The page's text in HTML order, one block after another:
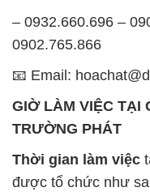
– 0932.660.696 –
0902.765.866
📧 Email:
GIỜ LÀM VIỆC TẠI
TRƯỜNG PHÁT
Thời gian làm việc
được tổ chức như